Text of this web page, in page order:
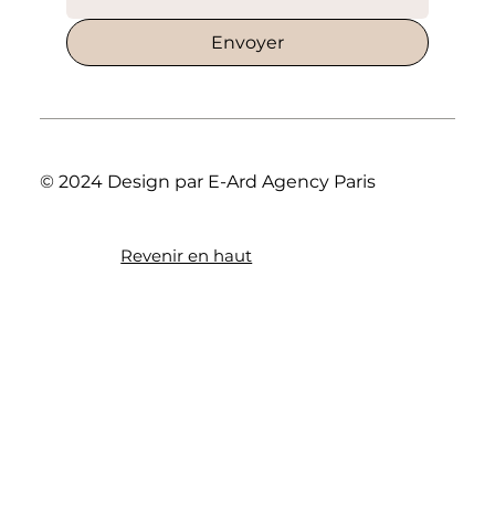
Envoyer
Revenir en haut
© 2024 Design par E-Ard Agency Paris